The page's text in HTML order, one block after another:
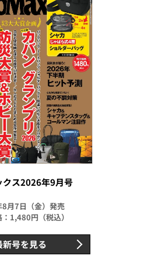
クス2026年9月号
月7日（金）発売
1,480円（税込）
新号を見る